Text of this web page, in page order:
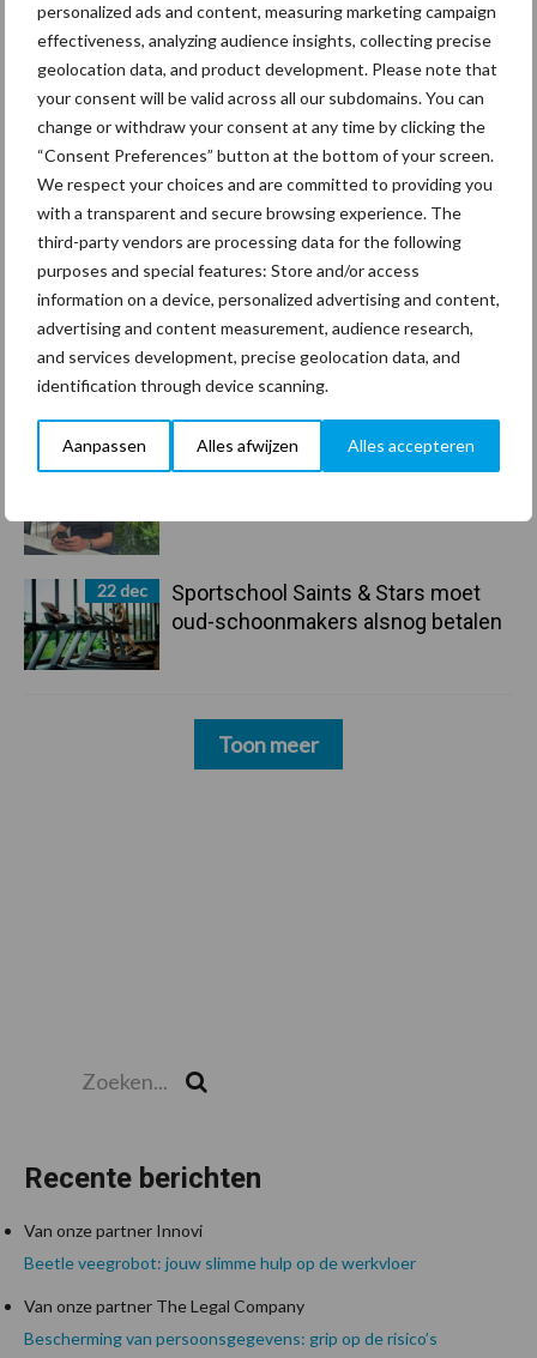
personalized ads and content, measuring marketing campaign
effectiveness, analyzing audience insights, collecting precise
geolocation data, and product development. Please note that
your consent will be valid across all our subdomains. You can
change or withdraw your consent at any time by clicking the
“Consent Preferences” button at the bottom of your screen.
We respect your choices and are committed to providing you
with a transparent and secure browsing experience. The
third-party vendors are processing data for the following
purposes and special features: Store and/or access
information on a device, personalized advertising and content,
advertising and content measurement, audience research,
and services development, precise geolocation data, and
identification through device scanning.
Aanpassen Alles afwijzen Alles accepteren
Primaire
Sidebar
Recent nieuws Partner nieuws
30 dec
Hervorming flexibele
arbeidscontracten kent mitsen en
maren
29 dec
Freddy van de Ridder Cleaners:
“Glazenwassen zit in m’n bloed,
maar innoveren is mijn toekomst”
24 dec
Friendship Sports Centre maakt
vrienden voor het leven
23 dec
Business Apps: breng rust in de
22 dec
Sportschool Saints & Stars moet
oud-schoonmakers alsnog betalen
Toon meer
Recente berichten
Van onze partner Innovi
Beetle veegrobot: jouw slimme hulp op de werkvloer
Van onze partner The Legal Company
Bescherming van persoonsgegevens: grip op de risico’s